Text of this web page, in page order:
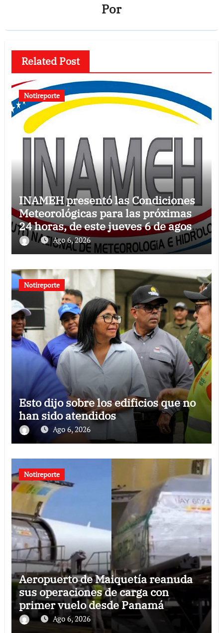
Por
Related Post
Notireporte
INAMEH presentó las Condiciones
Meteorológicas para las próximas
24 horas, de este jueves 6 de agosto
2026
Ago 6, 2026
Notireporte
Esto dijo sobre los edificios que no
han sido atendidos
Ago 6, 2026
Notireporte
Aeropuerto de Maiquetía reanuda
sus operaciones de carga con
primer vuelo desde Panamá
Ago 6, 2026